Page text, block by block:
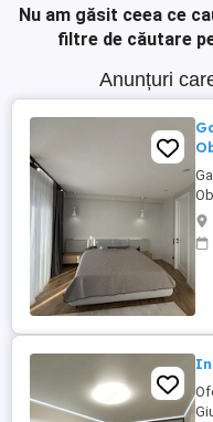
Nu am găsit ceea ce
filtre de căutare
Anunțuri